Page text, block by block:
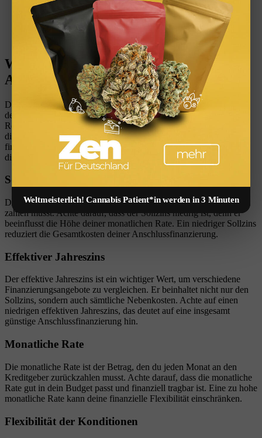
Worauf solltest du bei der
Anschlussfinanzierung achten?
Du stehst vor der Anschlussfinanzierung, weil die Zinsbindung
deiner bestehenden Baufinanzierung ausläuft und du noch einen
Restbetrag deiner Immobilie finanzieren musst. Jetzt ist es wichtig,
die richtige Wahl zu treffen, um von günstigen Konditionen und
finanzieller Entlastung zu profitieren. Hier sind einige Punkte, auf
die du bei der Anschlussfinanzierung achten solltest:
Sollzins
Der Sollzins ist der Zinssatz, den du für die Anschlussfinanzierung
zahlen musst. Achte darauf, dass der Sollzins niedrig ist, denn er
beeinflusst die Höhe deiner monatlichen Rate. Ein niedriger Sollzins
reduziert die Gesamtkosten deiner Anschlussfinanzierung.
Effektiver Jahreszins
Der effektive Jahreszins ist ein wichtiger Wert, um verschiedene
Finanzierungsangebote zu vergleichen. Er beinhaltet nicht nur den
Sollzins, sondern auch sämtliche Nebenkosten. Achte auf einen
niedrigen effektiven Jahreszins, das deutet auf eine insgesamt
günstige Anschlussfinanzierung hin.
Monatliche Rate
Die monatliche Rate ist der Betrag, den du jeden Monat an den
Kreditgeber zurückzahlen musst. Achte darauf, dass die monatliche
Rate gut in dein Budget passt und finanziell tragbar ist. Eine zu hohe
monatliche Rate kann deine finanzielle Flexibilität einschränken.
Flexibilität der Konditionen
Weltmeisterlich! Cannabis Patient*in werden in 3 Minuten